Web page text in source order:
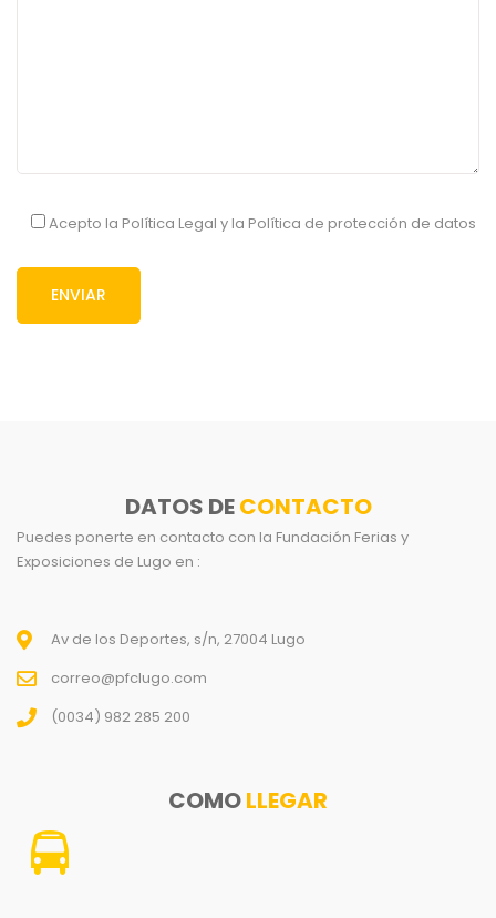
Acepto la Política Legal y la Política de protección de datos
DATOS DECONTACTO
Puedes ponerte en contacto con la Fundación Ferias y
Exposiciones de Lugo en :
Av de los Deportes, s/n, 27004 Lugo
correo@pfclugo.com
(0034) 982 285 200
COMOLLEGAR